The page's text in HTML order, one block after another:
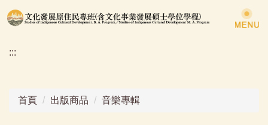
跳
到
要
:::
首頁 出版商品 音樂專輯